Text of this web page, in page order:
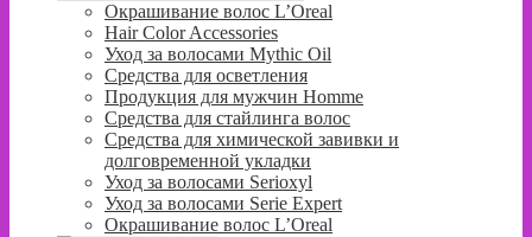
Окрашивание волос L’Oreal
Hair Color Accessories
Уход за волосами Mythic Oil
Средства для осветления
Продукция для мужчин Homme
Средства для стайлинга волос
Средства для химической завивки и
долговременной укладки
Уход за волосами Serioxyl
Уход за волосами Serie Expert
Окрашивание волос L’Oreal